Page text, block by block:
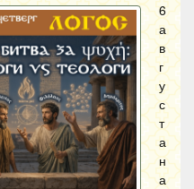
6
а
в
г
у
с
т
а
н
а